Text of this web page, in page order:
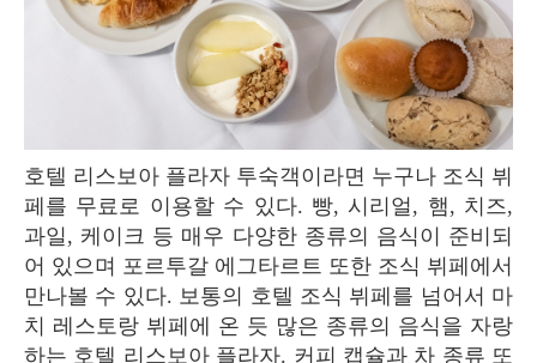
호텔 리스보아 플라자 투숙객이라면 누구나 조식 뷔
페를 무료로 이용할 수 있다. 빵, 시리얼, 햄, 치즈,
과일, 케이크 등 매우 다양한 종류의 음식이 준비되
어 있으며 포르투갈 에그타르트 또한 조식 뷔페에서
만나볼 수 있다. 보통의 호텔 조식 뷔페를 넘어서 마
치 레스토랑 뷔페에 온 듯 많은 종류의 음식을 자랑
하는 호텔 리스보아 플라자. 커피 캡슐과 차 종류 또